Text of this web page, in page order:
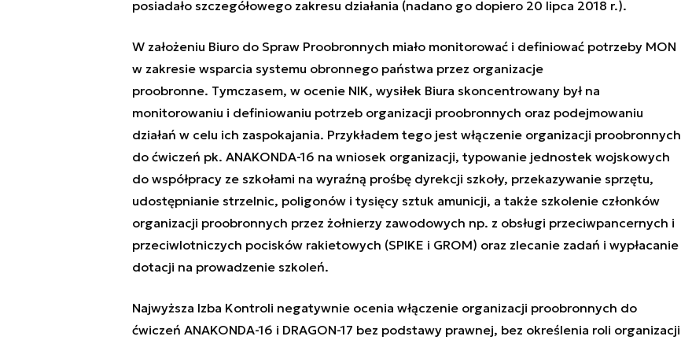
posiadało szczegółowego zakresu działania (nadano go dopiero 20 lipca 2018 r.).
W założeniu Biuro do Spraw Proobronnych miało monitorować i definiować potrzeby MON
w zakresie wsparcia systemu obronnego państwa przez organizacje
proobronne. Tymczasem, w ocenie NIK, wysiłek Biura skoncentrowany był na
monitorowaniu i definiowaniu potrzeb organizacji proobronnych oraz podejmowaniu
działań w celu ich zaspokajania. Przykładem tego jest włączenie organizacji proobronnych
do ćwiczeń pk. ANAKONDA-16 na wniosek organizacji, typowanie jednostek wojskowych
do współpracy ze szkołami na wyraźną prośbę dyrekcji szkoły, przekazywanie sprzętu,
udostępnianie strzelnic, poligonów i tysięcy sztuk amunicji, a także szkolenie członków
organizacji proobronnych przez żołnierzy zawodowych np. z obsługi przeciwpancernych i
przeciwlotniczych pocisków rakietowych (SPIKE i GROM) oraz zlecanie zadań i wypłacanie
dotacji na prowadzenie szkoleń.
Najwyższa Izba Kontroli negatywnie ocenia włączenie organizacji proobronnych do
ćwiczeń ANAKONDA-16 i DRAGON-17 bez podstawy prawnej, bez określenia roli organizacji